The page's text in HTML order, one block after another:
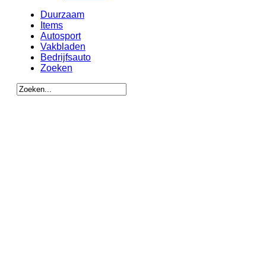
Duurzaam
Items
Autosport
Vakbladen
Bedrijfsauto
Zoeken